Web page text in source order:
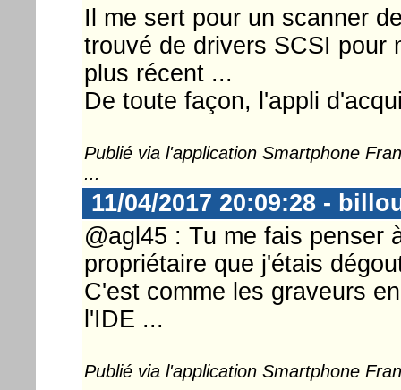
Il me sert pour un scanner
trouvé de drivers SCSI pour
plus récent ...
De toute façon, l'appli
Publié via l'application Smartphone
...
11/04/2017 20:09:28 -
@agl45 : Tu me fais penser
propriétaire que j'étais
C'est comme les graveurs
l'IDE ...
Publié via l'application Smartphone